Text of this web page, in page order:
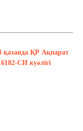
қазанда ҚР Ақпарат
СИ куәлігі